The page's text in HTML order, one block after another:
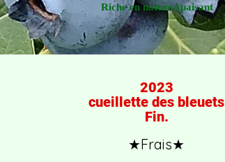
Riche en nature​Apaisant
2023
cueillette des bleuets
​Fin.
★Frais★